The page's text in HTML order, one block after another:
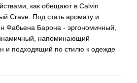
как обещают в Calvin
Crave. Под стать аромату и
Фабьена Барона - эргономичный,
напоминающий
и подходящий по стилю к одежде